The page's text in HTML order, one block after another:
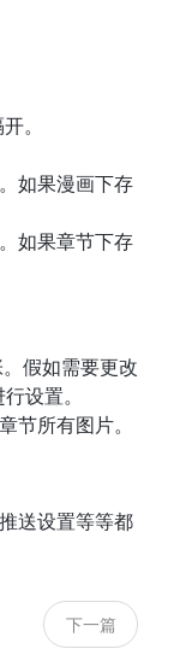
。
如果漫画下存
如果章节下存
假如需要更改
设置。
节所有图片。
送设置等等都
下一篇